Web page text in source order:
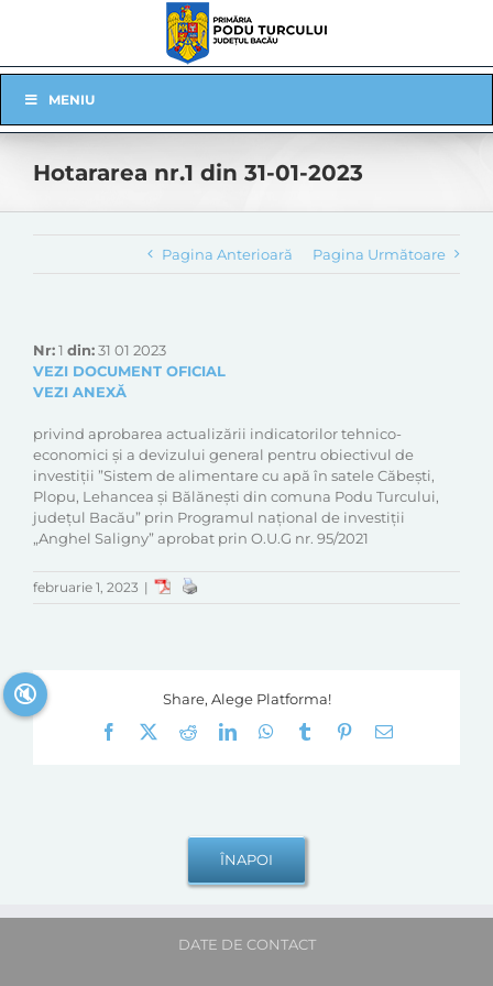
Navigation
MENIU
Hotararea nr.1 din 31-01-2023
Pagina Anterioară Pagina Următoare
Nr:1 din:31 01 2023
VEZI DOCUMENT OFICIAL
VEZI ANEXĂ
privind aprobarea actualizării indicatorilor tehnico-
economici și a devizului general pentru obiectivul de
investiții ”Sistem de alimentare cu apă în satele Căbești,
Plopu, Lehancea și Bălănești din comuna Podu Turcului,
județul Bacău” prin Programul național de investiții
„Anghel Saligny” aprobat prin O.U.G nr. 95/2021
februarie 1, 2023 |
Share, Alege Platforma!
Facebook
RedditLinkedInWhatsApp
Tumblr Pinterest
E-
DATE DE CONTACT
🔇